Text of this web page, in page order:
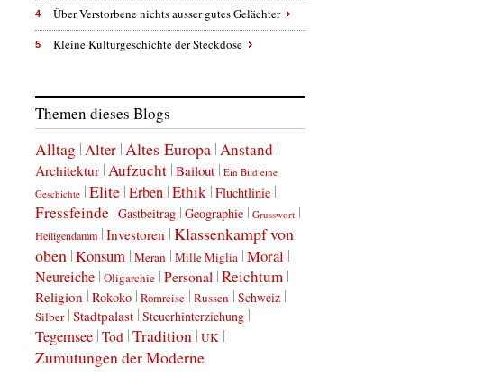
4 Über Verstorbene nichts ausser gutes Gelächter
5 Kleine Kulturgeschichte der Steckdose
Themen dieses Blogs
Alltag Alter Altes Europa Anstand
Architektur Aufzucht Bailout
Ein Bild eine
Geschichte
Elite Erben Ethik Fluchtlinie
Fressfeinde Gastbeitrag Geographie Grusswort
Heiligendamm Investoren Klassenkampf von
oben Konsum Meran Mille Miglia Moral
Neureiche Oligarchie Personal Reichtum
Religion Rokoko Romreise Russen Schweiz
Silber Stadtpalast Steuerhinterziehung
Tegernsee Tod Tradition UK
Zumutungen der Moderne